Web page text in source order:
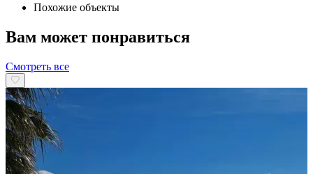
Похожие объекты
Вам может понравиться
Смотреть все